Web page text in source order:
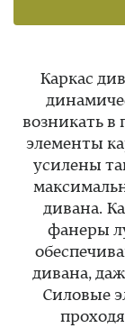
Каркас
возникать в
элементы
усилены
дивана.
фанеры
дивана,
Силовые